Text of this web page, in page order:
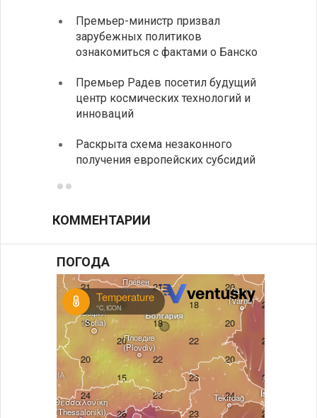
Премьер-министр призвал
зарубежных политиков
ознакомиться с фактами о Банско
Премьер Радев посетил будущий
центр космических технологий и
инноваций
Раскрыта схема незаконного
получения европейских субсидий
КОММЕНТАРИИ
ПОГОДА